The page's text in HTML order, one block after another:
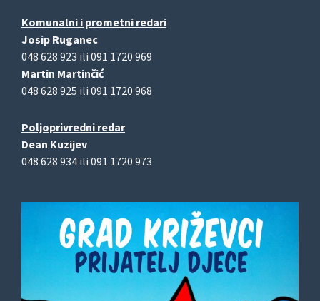
Komunalni i prometni redari
Josip Ruganec
048 628 923 ili 091 1720 969
Martin Martinčić
048 628 925 ili 091 1720 968
Poljoprivredni redar
Dean Kuzijev
048 628 934 ili 091 1720 973